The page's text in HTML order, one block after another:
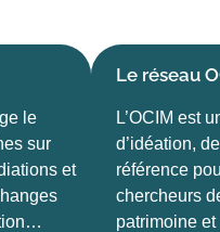
le
sur
et
Le réseau
L’OCIM est
d’idéation,
référence
chercheurs
patrimoine